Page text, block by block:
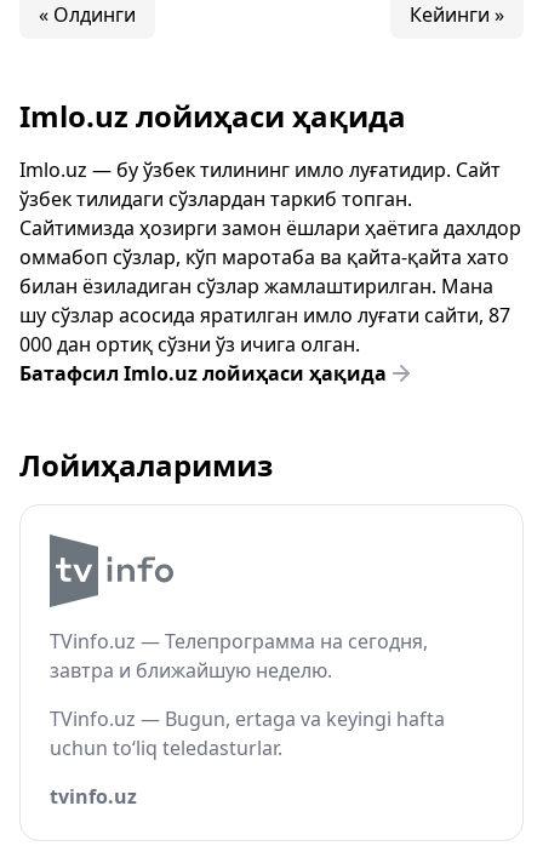
« Олдинги Кейинги »
Imlo.uz лойиҳаси ҳақида
Imlo.uz — бу ўзбек тилининг имло луғатидир. Сайт
ўзбек тилидаги сўзлардан таркиб топган.
Сайтимизда ҳозирги замон ёшлари ҳаётига дахлдор
оммабоп сўзлар, кўп маротаба ва қайта-қайта хато
билан ёзиладиган сўзлар жамлаштирилган. Мана
шу сўзлар асосида яратилган имло луғати сайти, 87
000 дан ортиқ сўзни ўз ичига олган.
Батафсил Imlo.uz лойиҳаси ҳақида
Лойиҳаларимиз
TVinfo.uz — Телепрограмма на сегодня,
завтра и ближайшую неделю.
TVinfo.uz — Bugun, ertaga va keyingi hafta
uchun to‘liq teledasturlar.
tvinfo.uz